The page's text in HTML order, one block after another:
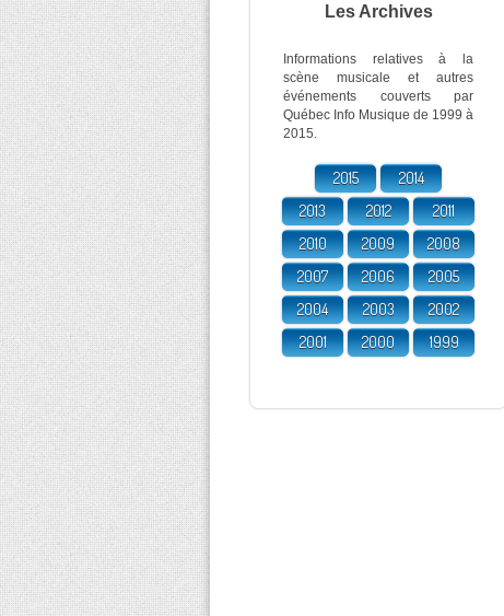
Les Archives
Informations relatives à la
scène musicale et autres
événements couverts par
Québec Info Musique de 1999 à
2015.
2015
2014
2013
2012
2011
2010
2009
2008
2007
2006
2005
2004
2003
2002
2001
2000 1999